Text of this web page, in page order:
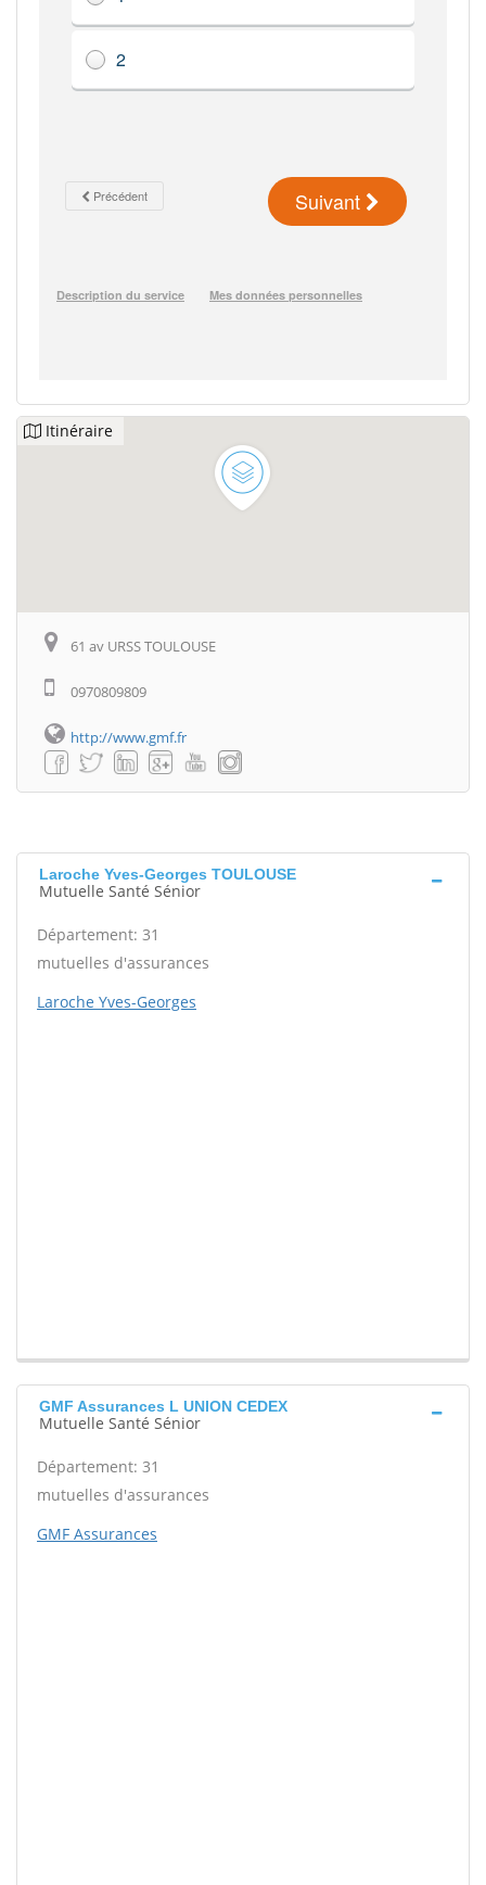
Itinéraire
61 av URSS TOULOUSE
0970809809
http://www.gmf.fr
Laroche Yves-Georges TOULOUSE
Mutuelle Santé Sénior
Département: 31
mutuelles d'assurances
Laroche Yves-Georges
GMF Assurances L UNION CEDEX
Mutuelle Santé Sénior
Département: 31
mutuelles d'assurances
GMF Assurances